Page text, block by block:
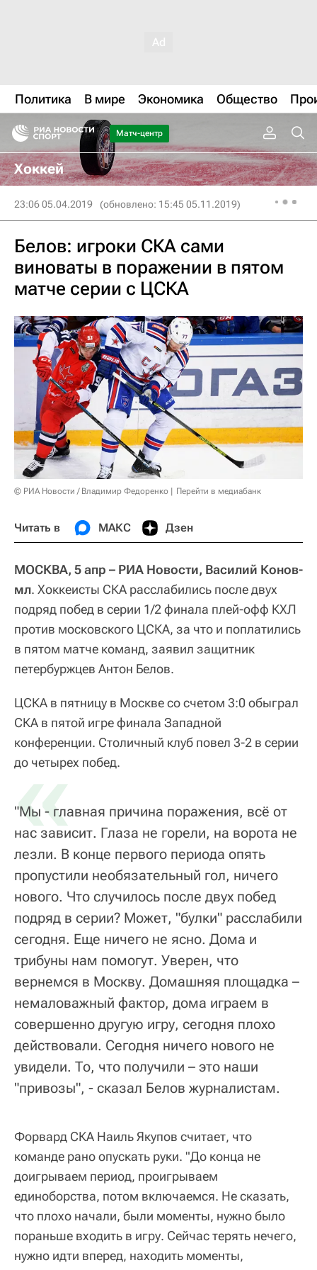
Политика В мире Экономика Общество
Матч-центр
Хоккей
23:06 05.04.2019 (обновлено: 15:45 05.11.2019)
Белов: игроки СКА сами
виноваты в поражении в пятом
матче серии с ЦСКА
© РИА Новости / Владимир Федоренко Перейти в медиабанк
Читать в МАКС Дзен
МОСКВА, 5 апр – РИА Новости, Василий Конов-
мл. Хоккеисты СКА расслабились после двух
подряд побед в серии 1/2 финала плей-офф КХЛ
против московского ЦСКА, за что и поплатились
в пятом матче команд, заявил защитник
петербуржцев Антон Белов.
ЦСКА в пятницу в Москве со счетом 3:0 обыграл
СКА в пятой игре финала Западной
конференции. Столичный клуб повел 3-2 в серии
до четырех побед.
«
"Мы - главная причина поражения, всё от
нас зависит. Глаза не горели, на ворота не
лезли. В конце первого периода опять
пропустили необязательный гол, ничего
нового. Что случилось после двух побед
подряд в серии? Может, "булки" расслабили
сегодня. Еще ничего не ясно. Дома и
трибуны нам помогут. Уверен, что
вернемся в Москву. Домашняя площадка –
немаловажный фактор, дома играем в
совершенно другую игру, сегодня плохо
действовали. Сегодня ничего нового не
увидели. То, что получили – это наши
"привозы", - сказал Белов журналистам.
Форвард СКА Наиль Якупов считает, что
команде рано опускать руки. "До конца не
доигрываем период, проигрываем
единоборства, потом включаемся. Не сказать,
что плохо начали, были моменты, нужно было
пораньше входить в игру. Сейчас терять нечего,
нужно идти вперед, находить моменты,